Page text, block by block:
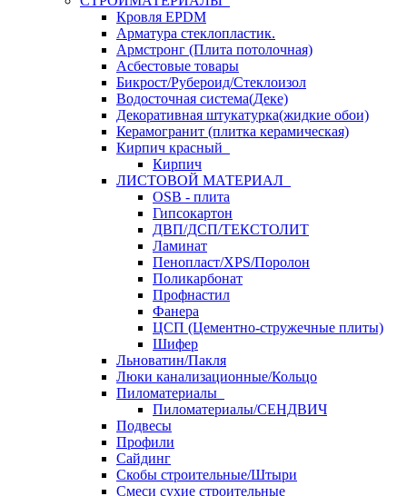
Кровля ЕРDM
Арматура стеклопластик.
Армстронг (Плита потолочная)
Асбестовые товары
Бикрост/Рубероид/Стеклоизол
Водосточная система(Деке)
Декоративная штукатурка(жидкие обои)
Керамогранит (плитка керамическая)
Кирпич красный
Кирпич
ЛИСТОВОЙ МАТЕРИАЛ
OSB - плита
Гипсокартон
ДВП/ДСП/ТЕКСТОЛИТ
Ламинат
Пенопласт/XPS/Поролон
Поликарбонат
Профнастил
Фанера
ЦСП (Цементно-стружечные плиты)
Шифер
Льноватин/Пакля
Люки канализационные/Кольцо
Пиломатериалы
Пиломатериалы/СЕНДВИЧ
Подвесы
Профили
Сайдинг
Скобы строительные/Штыри
Смеси сухие строительные